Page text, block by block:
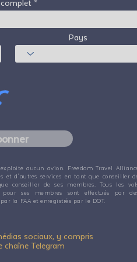
Pays
aucun avion. Freedom Travel
et d'autres services en tant que conseiller
conseiller de ses membres. Tous les
ses membres sont effectués par
la FAA et enregistrés par le DOT.
sociaux, y compris
chaîne Telegram